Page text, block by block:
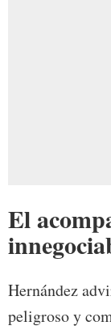
El
Hernández
peligroso y